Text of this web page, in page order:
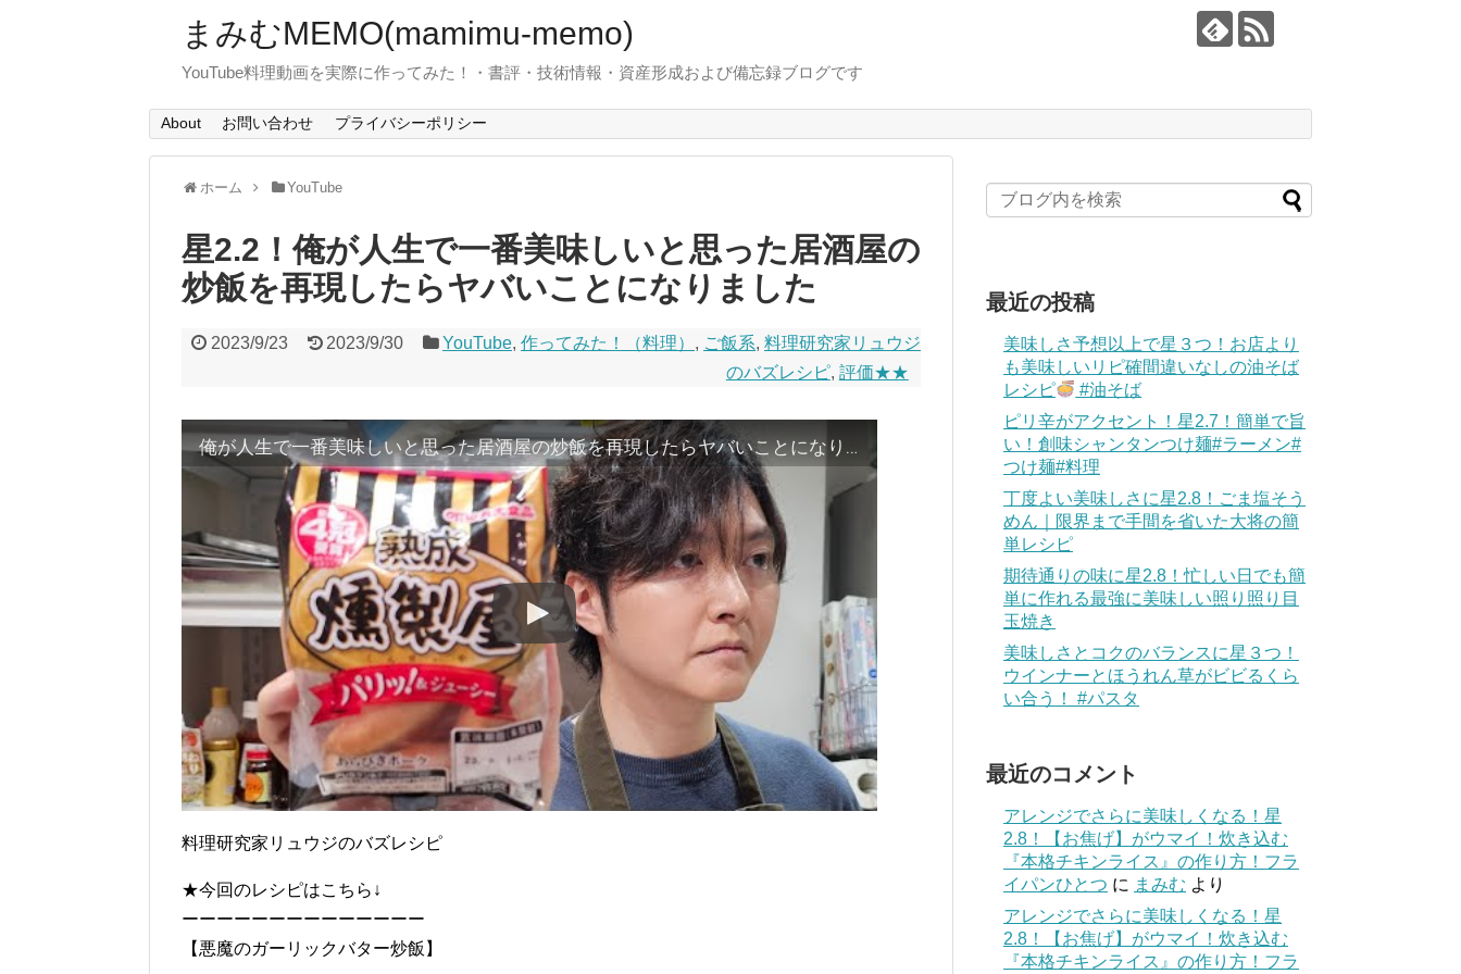
まみむMEMO(mamimu-memo)
YouTube料理動画を実際に作ってみた！・書評・技術情報・資産形成および備忘録ブログです
About お問い合わせ プライバシーポリシー
ホーム YouTube
星2.2！俺が人生で一番美味しいと思った居酒屋の
炒飯を再現したらヤバいことになりました
2023/9/23 2023/9/30 YouTube, 作ってみた！（料理） , ご飯系, 料理研究家リュウジ
のバズレシピ, 評価★★
俺が人生で一番美味しいと思った居酒屋の炒飯を再現したらヤバいことになりました
料理研究家リュウジのバズレシピ
★今回のレシピはこちら↓
ーーーーーーーーーーーーーー
【悪魔のガーリックバター炒飯】
最近の投稿
美味しさ予想以上で星３つ！お店より
も美味しいリピ確間違いなしの油そば
レシピ
#油そば
ピリ辛がアクセント！星2.7！簡単で旨
い！創味シャンタンつけ麺#ラーメン#
つけ麺#料理
丁度よい美味しさに星2.8！ごま塩そう
めん｜限界まで手間を省いた大将の簡
単レシピ
期待通りの味に星2.8！忙しい日でも簡
単に作れる最強に美味しい照り照り目
玉焼き
美味しさとコクのバランスに星３つ！
ウインナーとほうれん草がビビるくら
い合う！ #パスタ
最近のコメント
アレンジでさらに美味しくなる！星
2.8！【お焦げ】がウマイ！炊き込む
『本格チキンライス』の作り方！フラ
イパンひとつ に まみむ より
アレンジでさらに美味しくなる！星
2.8！【お焦げ】がウマイ！炊き込む
『本格チキンライス』の作り方！フラ